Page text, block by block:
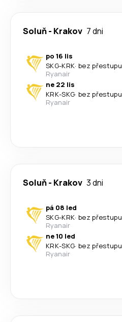
Soluň- Krakov 7 dni
po 16 lis
SKG-KRK· bez přestupu
Ryanair
ne 22 lis
KRK-SKG· bez přestupu
Ryanair
Soluň- Krakov 3 dni
pá 08 led
SKG-KRK· bez přestupu
Ryanair
ne 10 led
KRK-SKG· bez přestupu
Ryanair